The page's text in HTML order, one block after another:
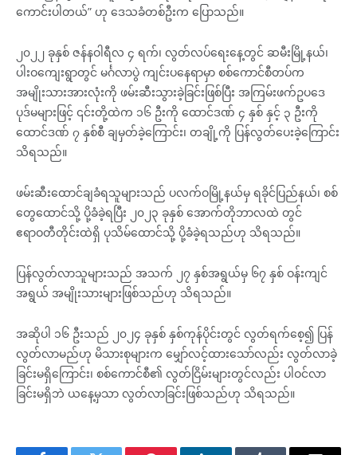
ကောင်းပါတယ်” ဟု ဒေသခံတစ်ဦးက ပြောသည်။
၂၀၂၂ ခုနှစ် ဇန်နဝါရီလ ၄ ရက်၊ လွတ်လပ်ရေးနေ့တွင် ဆမီးမြို့နယ်၊
ပါးဝကျေးရွာတွင် မင်္ဂလာပွဲ ကျင်းပနေရာမှာ စစ်ကောင်စီတပ်က
အမျိုးသားအားလုံးကို ဖမ်းဆီးသွားခဲ့ခြင်းဖြစ်ပြီး အကြမ်းဖက်ဥပဒေ
ပုဒ်မများဖြင့် ၎င်းတို့ထဲက ၁၆ ဦးကို ထောင်ဒဏ် ၄ နှစ် နှင့် ၃ ဦးကို
ထောင်ဒဏ် ၇ နှစ်စီ ချမှတ်ခဲ့ကြောင်း၊ တချို့ကို ပြန်လွတ်ပေးခဲ့ကြောင်း
သိရသည်။
ဖမ်းဆီးထောင်ချခံရသူများသည် ပလက်ဝမြို့နယ်မှ ရခိုင်ပြည်နယ်၊ စစ်
တွေထောင်သို့ ပို့ခံခဲ့ရပြီး ၂၀၂၃ ခုနှစ် အောက်တိုဘာလထဲ တွင်
ဧရာဝတီတိုင်းထဲရှိ ပုသိမ်ထောင်သို့ ပို့ခံခဲ့ရသည်ဟု သိရသည်။
ပြန်လွတ်လာသူများသည် အသက် ၂၇ နှစ်အရွယ်မှ ၆၇ နှစ် ဝန်းကျင်
အရွယ် အမျိုးသားများဖြစ်သည်ဟု သိရသည်။
အဆိုပါ ၁၆ ဦးသည် ၂၀၂၄ ခုနှစ် နှစ်ကုန်ပိုင်းတွင် လွတ်ရက်စေ့၍ ပြန်
လွတ်လာမည်ဟု မိသားစုများက မျှော်လင့်ထားသော်လည်း လွတ်လာခဲ့
ခြင်းမရှိကြောင်း၊ စစ်ကောင်စီ၏ လွတ်ငြိမ်းများတွင်လည်း ပါဝင်လာ
ခြင်းမရှိဘဲ ယနေ့မှသာ လွတ်လာခြင်းဖြစ်သည်ဟု သိရသည်။